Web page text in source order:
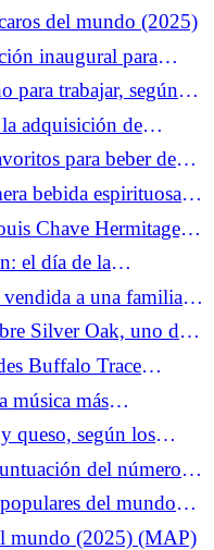
del mundo (2025)
inaugural para
para trabajar, según
adquisición de
millones de dólares
para beber de
bebida espirituosa
Chave Hermitage, el
del Ródano
el día de la
a una familia
Washington
Silver Oak, uno de
de Napa
Buffalo Trace
música más
de discos de bar este
queso, según los
del número
del mundo
mundo (2025) (MAP)